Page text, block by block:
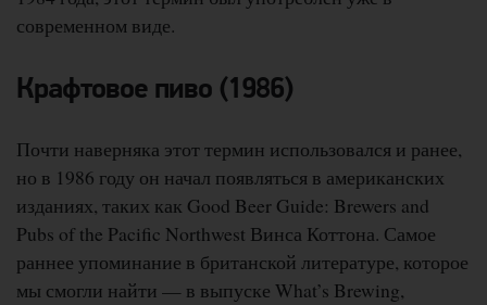
современном виде.
Крафтовое пиво (1986)
Почти наверняка этот термин использовался и ранее,
но в 1986 году он начал появляться в американских
изданиях, таких как Good Beer Guide: Brewers and
Pubs of the Pacific Northwest Винса Коттона. Самое
раннее упоминание в британской литературе, которое
мы смогли найти — в выпуске What’s Brewing,